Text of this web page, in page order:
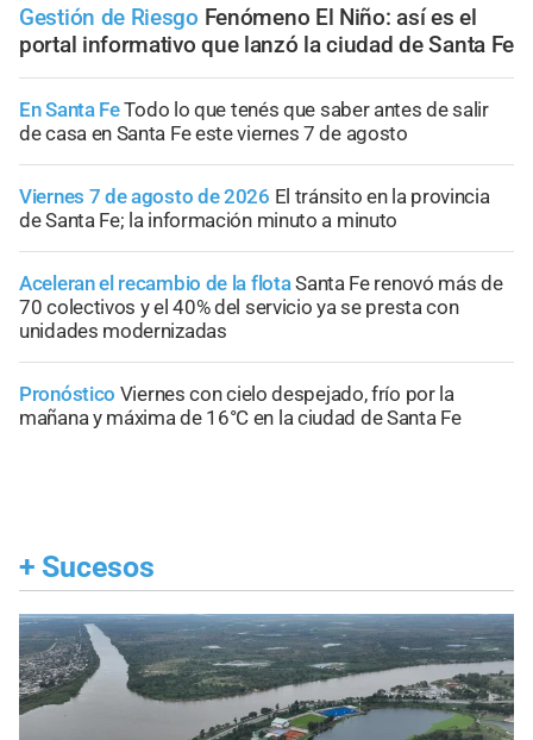
Gestión de Riesgo Fenómeno El Niño: así es el
portal informativo que lanzó la ciudad de Santa Fe
En Santa FeTodo lo que tenés que saber antes de salir
de casa en Santa Fe este viernes 7 de agosto
Viernes 7 de agosto de 2026 El tránsito en la provincia
de Santa Fe; la información minuto a minuto
Aceleran el recambio de la flotaSanta Fe renovó más de
70 colectivos y el 40% del servicio ya se presta con
unidades modernizadas
Pronóstico Viernes con cielo despejado, frío por la
mañana y máxima de 16°C en la ciudad de Santa Fe
+ Sucesos